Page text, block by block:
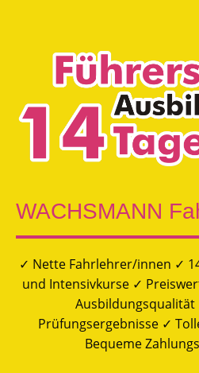
WACHSMANN
✓ Nette Fahrlehrer/innen ✓
und Intensivkurse ✓
Ausbildungsqualität
Prüfungsergebnisse ✓
Bequeme